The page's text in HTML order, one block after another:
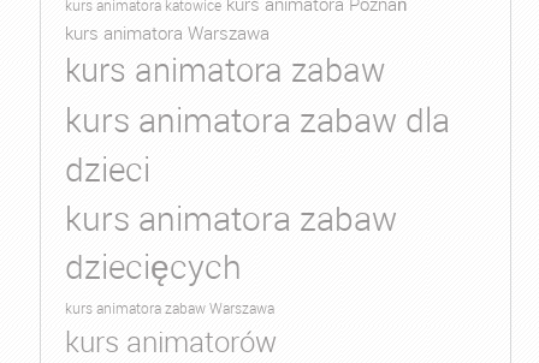
kurs animatora katowice
kurs animatora Warszawa
kurs animatora zabaw
kurs animatora zabaw dla
dzieci
kurs animatora zabaw
dziecięcych
kurs animatora zabaw Warszawa
kurs animatorów